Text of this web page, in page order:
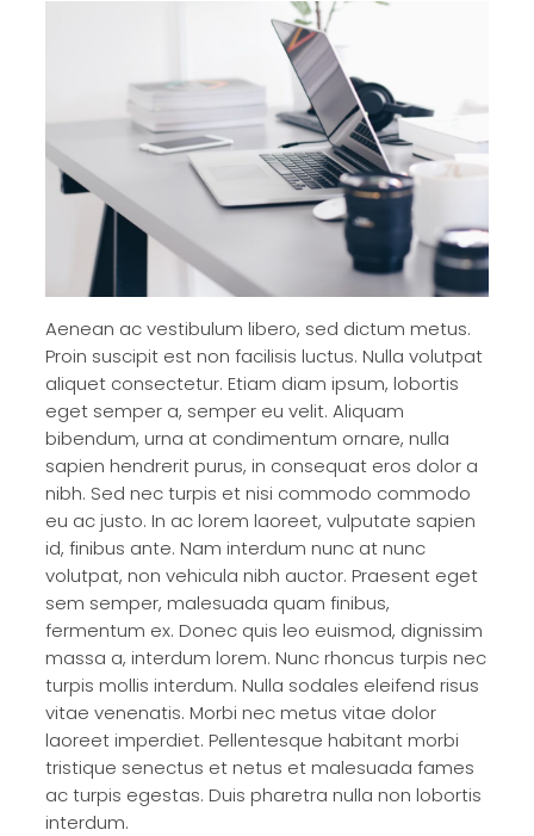
Aenean ac vestibulum libero, sed dictum metus.
Proin suscipit est non facilisis luctus. Nulla volutpat
aliquet consectetur. Etiam diam ipsum, lobortis
eget semper a, semper eu velit. Aliquam
bibendum, urna at condimentum ornare, nulla
sapien hendrerit purus, in consequat eros dolor a
nibh. Sed nec turpis et nisi commodo commodo
eu ac justo. In ac lorem laoreet, vulputate sapien
id, finibus ante. Nam interdum nunc at nunc
volutpat, non vehicula nibh auctor. Praesent eget
sem semper, malesuada quam finibus,
fermentum ex. Donec quis leo euismod, dignissim
massa a, interdum lorem. Nunc rhoncus turpis nec
turpis mollis interdum. Nulla sodales eleifend risus
vitae venenatis. Morbi nec metus vitae dolor
laoreet imperdiet. Pellentesque habitant morbi
tristique senectus et netus et malesuada fames
ac turpis egestas. Duis pharetra nulla non lobortis
interdum.